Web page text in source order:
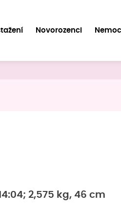
Novorozenci
2,575 kg, 46 cm